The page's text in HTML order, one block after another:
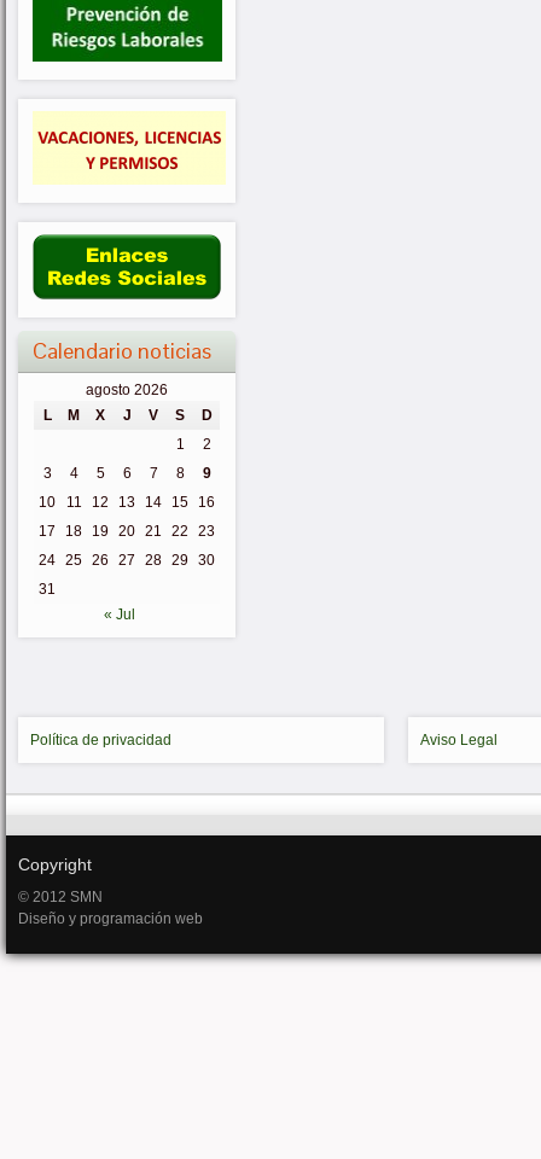
Calendario noticias
agosto 2026
L
M X J V S
D
1
2
3
4 5 6 7 8
9
10
11 12 13 14 15
16
17
18 19 20 21 22
23
24 25 26 27 28 29 30
31
« Jul
Política de privacidad Aviso Legal
Copyright
© 2012 SMN
Diseño y programación web